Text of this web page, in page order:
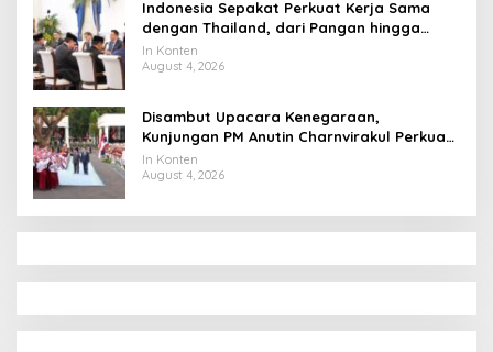
Indonesia Sepakat Perkuat Kerja Sama
dengan Thailand, dari Pangan hingga
Ekonomi Digital
In Konten
August 4, 2026
Disambut Upacara Kenegaraan,
Kunjungan PM Anutin Charnvirakul Perkuat
Hubungan Indonesia-Thailand
In Konten
August 4, 2026